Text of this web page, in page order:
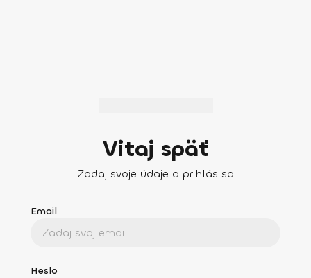
Vitaj späť
Zadaj svoje údaje a prihlás sa
Email
Heslo